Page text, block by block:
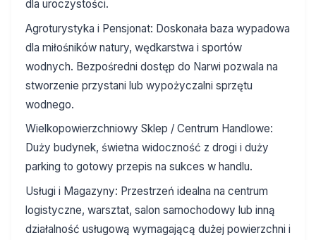
dla uroczystości.
Agroturystyka i Pensjonat: Doskonała baza wypadowa
dla miłośników natury, wędkarstwa i sportów
wodnych. Bezpośredni dostęp do Narwi pozwala na
stworzenie przystani lub wypożyczalni sprzętu
wodnego.
Wielkopowierzchniowy Sklep / Centrum Handlowe:
Duży budynek, świetna widoczność z drogi i duży
parking to gotowy przepis na sukces w handlu.
Usługi i Magazyny: Przestrzeń idealna na centrum
logistyczne, warsztat, salon samochodowy lub inną
działalność usługową wymagającą dużej powierzchni i